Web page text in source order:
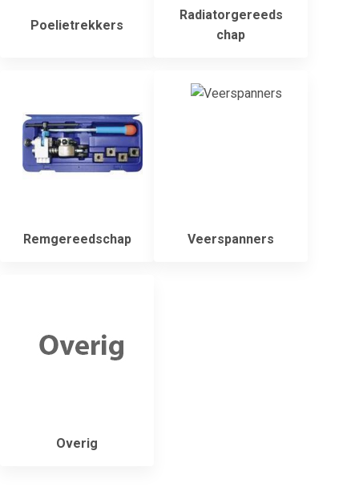
Poelietrekkers
Radiatorgereeds
chap
Remgereedschap Veerspanners
Overig